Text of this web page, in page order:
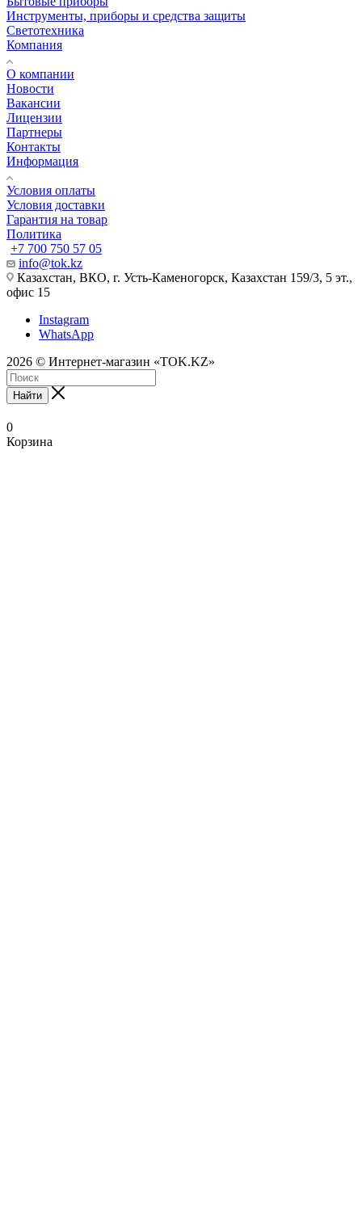
Инструменты, приборы и средства защиты
Светотехника
Компания
О компании
Новости
Вакансии
Лицензии
Партнеры
Контакты
Информация
Условия оплаты
Условия доставки
Гарантия на товар
Политика
+7 700 750 57 05
info@tok.kz
Казахстан, ВКО, г. Усть-Каменогорск, Казахстан 159/3, 5 эт.,
офис 15
Instagram
WhatsApp
2026 © Интернет-магазин «TOK.KZ»
Найти
0
Корзина